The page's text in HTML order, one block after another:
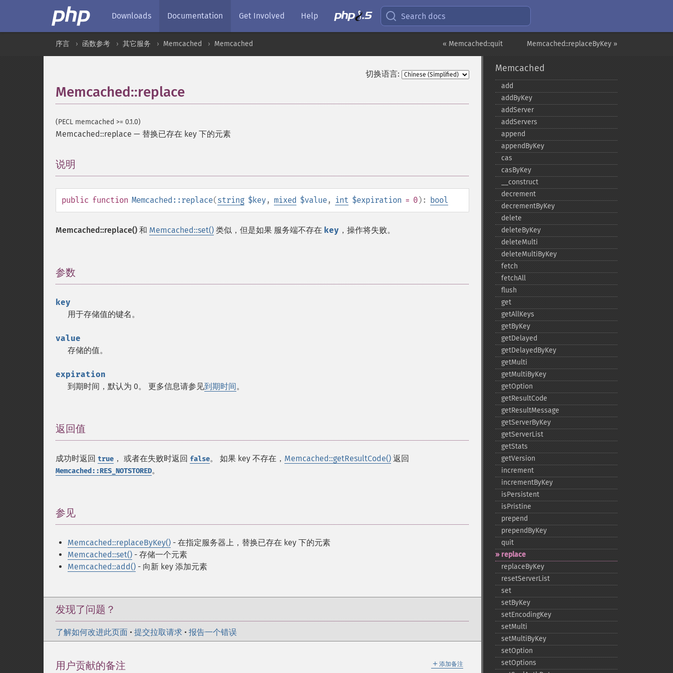
Downloads Documentation Get Involved Help Search docs
Memcached::replaceByKey »
« Memcached::quit
序言 函数参考 其它服务 Memcached Memcached
切换语言:
Memcached::replace
(PECL memcached >= 0.1.0)
Memcached::replace — 替换已存在 key 下的元素
说明
public function Memcached::replace(string $key, mixed $value, int $expiration = 0): bool
Memcached::replace() 和 Memcached::set() 类似，但是如果 服务端不存在 key ，操作将失败。
参数
key
用于存储值的键名。
value
存储的值。
expiration
到期时间，默认为 0。 更多信息请参见到期时间。
返回值
成功时返回 true ， 或者在失败时返回 false。 如果 key 不存在， Memcached::getResultCode() 返回
Memcached::RES_NOTSTORED。
参见
Memcached::replaceByKey() - 在指定服务器上，替换已存在 key 下的元素
Memcached::set() - 存储一个元素
Memcached::add() - 向新 key 添加元素
发现了问题？
了解如何改进此页面 • 提交拉取请求 • 报告一个错误
＋ 添加备注
用户贡献的备注
Memcached
add
addByKey
addServer
addServers
append
appendByKey
cas
casByKey
_​_​construct
decrement
decrementByKey
delete
deleteByKey
deleteMulti
deleteMultiByKey
fetch
fetchAll
flush
get
getAllKeys
getByKey
getDelayed
getDelayedByKey
getMulti
getMultiByKey
getOption
getResultCode
getResultMessage
getServerByKey
getServerList
getStats
getVersion
increment
incrementByKey
isPersistent
isPristine
prepend
prependByKey
quit
replace
replaceByKey
resetServerList
set
setByKey
setEncodingKey
setMulti
setMultiByKey
setOption
setOptions